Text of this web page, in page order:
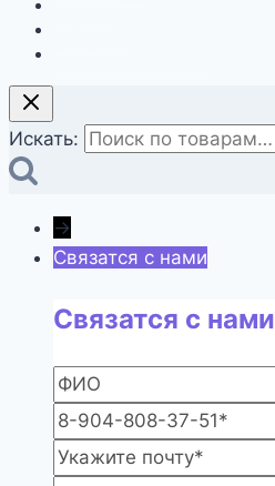
Искать:
→
Связатся с нами
Связатся с нами